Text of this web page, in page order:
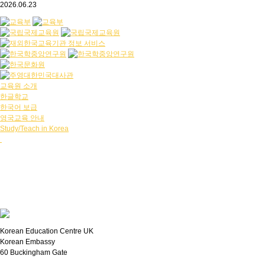
2026.06.23
교육원 소개
한글학교
한국어 보급
영국교육 안내
Study/Teach in Korea
Korean Education Centre UK
Korean Embassy
60 Buckingham Gate